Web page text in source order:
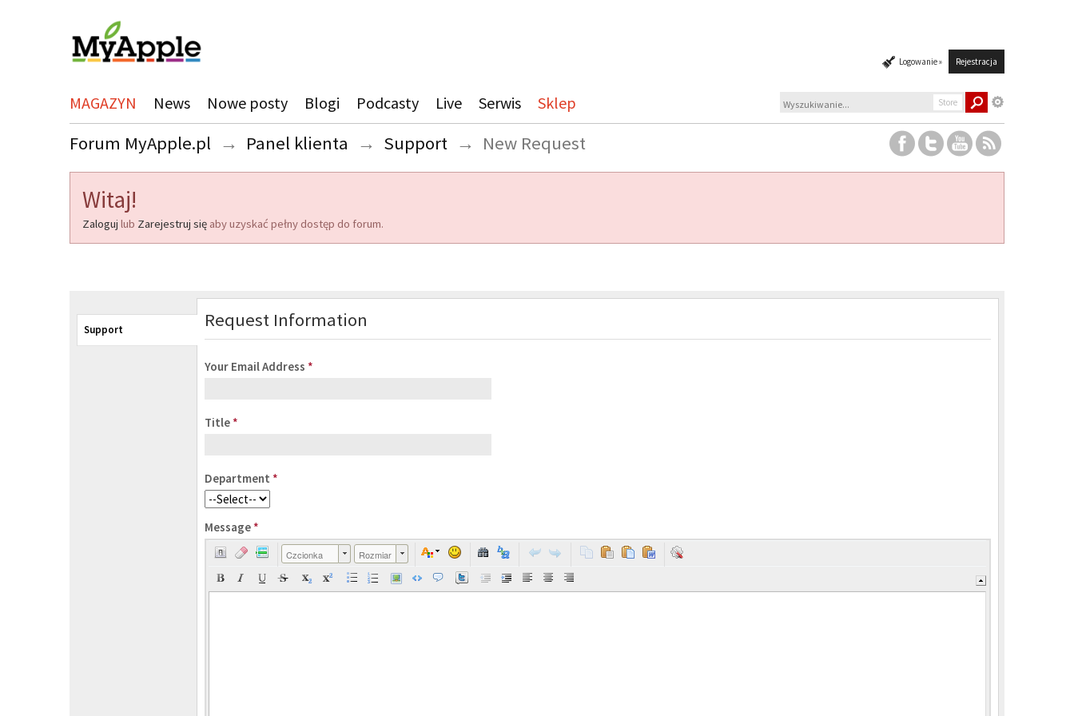
Logowanie » Rejestracja
MAGAZYN News Nowe posty Blogi Podcasty Live Serwis Sklep Store
Forum MyApple.pl → Panel klienta → Support → New Request
Witaj!
Zaloguj lub Zarejestruj się aby uzyskać pełny dostęp do forum.
Support Request Information
Your Email Address *
Title *
Department *
Message *
Czcionka Rozmiar